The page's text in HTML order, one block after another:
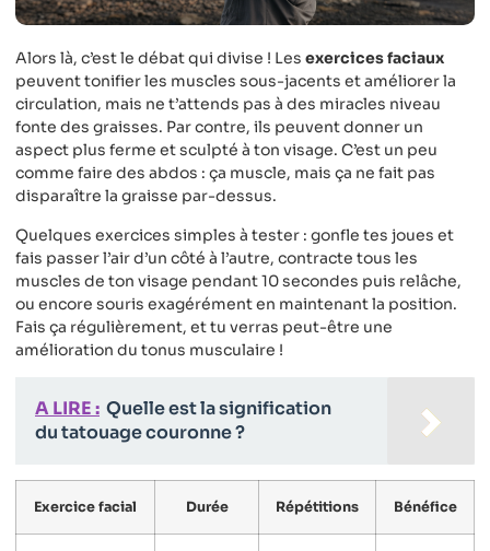
Alors là, c’est le débat qui divise ! Les exercices faciaux
peuvent tonifier les muscles sous-jacents et améliorer la
circulation, mais ne t’attends pas à des miracles niveau
fonte des graisses. Par contre, ils peuvent donner un
aspect plus ferme et sculpté à ton visage. C’est un peu
comme faire des abdos : ça muscle, mais ça ne fait pas
disparaître la graisse par-dessus.
Quelques exercices simples à tester : gonfle tes joues et
fais passer l’air d’un côté à l’autre, contracte tous les
muscles de ton visage pendant 10 secondes puis relâche,
ou encore souris exagérément en maintenant la position.
Fais ça régulièrement, et tu verras peut-être une
amélioration du tonus musculaire !
A LIRE : Quelle est la signification
du tatouage couronne ?
Exercice facial Durée Répétitions Bénéfice